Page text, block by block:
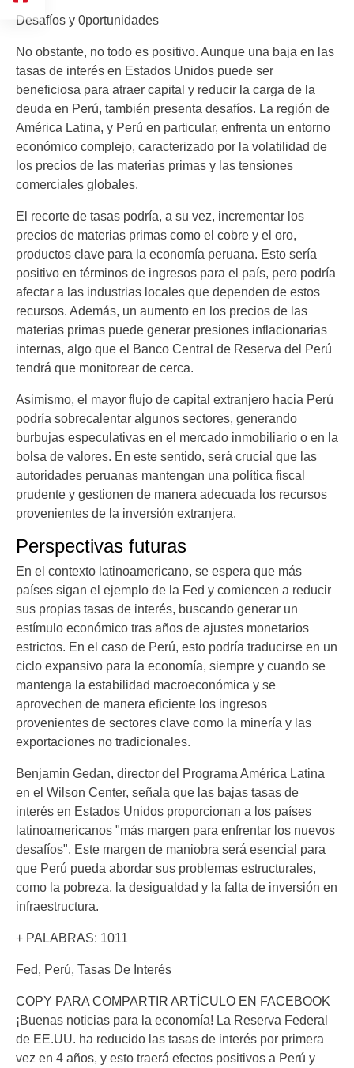
Desafíos y 0portunidades
No obstante, no todo es positivo. Aunque una baja en las
tasas de interés en Estados Unidos puede ser
beneficiosa para atraer capital y reducir la carga de la
deuda en Perú, también presenta desafíos. La región de
América Latina, y Perú en particular, enfrenta un entorno
económico complejo, caracterizado por la volatilidad de
los precios de las materias primas y las tensiones
comerciales globales.
El recorte de tasas podría, a su vez, incrementar los
precios de materias primas como el cobre y el oro,
productos clave para la economía peruana. Esto sería
positivo en términos de ingresos para el país, pero podría
afectar a las industrias locales que dependen de estos
recursos. Además, un aumento en los precios de las
materias primas puede generar presiones inflacionarias
internas, algo que el Banco Central de Reserva del Perú
tendrá que monitorear de cerca.
Asimismo, el mayor flujo de capital extranjero hacia Perú
podría sobrecalentar algunos sectores, generando
burbujas especulativas en el mercado inmobiliario o en la
bolsa de valores. En este sentido, será crucial que las
autoridades peruanas mantengan una política fiscal
prudente y gestionen de manera adecuada los recursos
provenientes de la inversión extranjera.
Perspectivas futuras
En el contexto latinoamericano, se espera que más
países sigan el ejemplo de la Fed y comiencen a reducir
sus propias tasas de interés, buscando generar un
estímulo económico tras años de ajustes monetarios
estrictos. En el caso de Perú, esto podría traducirse en un
ciclo expansivo para la economía, siempre y cuando se
mantenga la estabilidad macroeconómica y se
aprovechen de manera eficiente los ingresos
provenientes de sectores clave como la minería y las
exportaciones no tradicionales.
Benjamin Gedan, director del Programa América Latina
en el Wilson Center, señala que las bajas tasas de
interés en Estados Unidos proporcionan a los países
latinoamericanos "más margen para enfrentar los nuevos
desafíos". Este margen de maniobra será esencial para
que Perú pueda abordar sus problemas estructurales,
como la pobreza, la desigualdad y la falta de inversión en
infraestructura.
+ PALABRAS: 1011
Fed, Perú, Tasas De Interés
COPY PARA COMPARTIR ARTÍCULO EN FACEBOOK
¡Buenas noticias para la economía! La Reserva Federal
de EE.UU. ha reducido las tasas de interés por primera
vez en 4 años, y esto traerá efectos positivos a Perú y